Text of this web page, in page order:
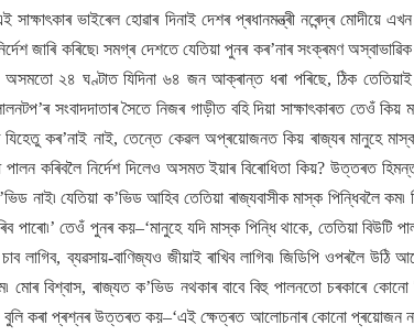
সাক্ষাৎকাৰ ভাইৰেল হোৱাৰ দিনাই দেশৰ প্ৰধানমন্ত্ৰী নৰেন্দ্ৰ
জাৰি কৰিছে৷ সমগ্ৰ দেশতে যেতিয়া পুনৰ কৰ’নাৰ সংক্ৰমণ
২৪ ঘণ্টাত যিদিনা ৬৪ জন আক্ৰান্ত ধৰা পৰিছে, ঠিক তেতিয়াই
সংবাদদাতাৰ সৈতে নিজৰ গাড়ীত বহি দিয়া সাক্ষাৎকাৰত তেওঁ
কৰ’নাই নাই, তেন্তে কেৱল অপ্ৰয়োজনত কিয় ৰাজ্যৰ মানুহে মাস্ক
পালন কৰিবলৈ নিৰ্দেশ দিলেও অসমত ইয়াৰ বিৰোধিতা কিয়? উত্তৰত হিমন্ত
নাই৷ যেতিয়া ক’ভিড আহিব তেতিয়া ৰাজ্যবাসীক মাস্ক পিন্ধিবলৈ
পাৰো৷’ তেওঁ পুনৰ কয়–‘মানুহে যদি মাস্ক পিন্ধি থাকে, তেতিয়া বিউটি
লাগিব, ব্যৱসায়-বাণিজ্যও জীয়াই ৰাখিব লাগিব৷ জিডিপি ওপৰলৈ উঠি
মোৰ বিশ্বাস, ৰাজ্যত ক’ভিড নথকাৰ বাবে বিহু পালনতো চৰকাৰে কোনো
বুলি কৰা প্ৰশ্নৰ উত্তৰত কয়–‘এই ক্ষেত্ৰত আলোচনাৰ কোনো প্ৰয়োজন